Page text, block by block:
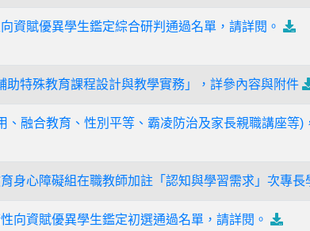
資賦優異學生鑑定綜合研判通過名單，請詳閱。
助特殊教育課程設計與教學實務」，詳參內容與附件
、融合教育、性別平等、霸凌防治及家長親職講座等)
身心障礙組在職教師加註「認知與學習需求」次專長
向資賦優異學生鑑定初選通過名單，請詳閱。